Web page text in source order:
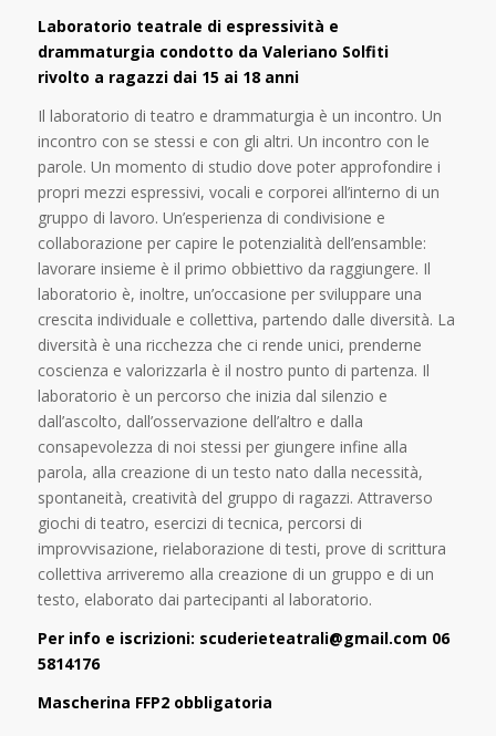
Laboratorio teatrale di espressività e
drammaturgia condotto da Valeriano Solfiti
rivolto a ragazzi dai 15 ai 18 anni
Il laboratorio di teatro e drammaturgia è un incontro. Un
incontro con se stessi e con gli altri. Un incontro con le
parole. Un momento di studio dove poter approfondire i
propri mezzi espressivi, vocali e corporei all’interno di un
gruppo di lavoro. Un’esperienza di condivisione e
collaborazione per capire le potenzialità dell’ensamble:
lavorare insieme è il primo obbiettivo da raggiungere. Il
laboratorio è, inoltre, un’occasione per sviluppare una
crescita individuale e collettiva, partendo dalle diversità. La
diversità è una ricchezza che ci rende unici, prenderne
coscienza e valorizzarla è il nostro punto di partenza. Il
laboratorio è un percorso che inizia dal silenzio e
dall’ascolto, dall’osservazione dell’altro e dalla
consapevolezza di noi stessi per giungere infine alla
parola, alla creazione di un testo nato dalla necessità,
spontaneità, creatività del gruppo di ragazzi. Attraverso
giochi di teatro, esercizi di tecnica, percorsi di
improvvisazione, rielaborazione di testi, prove di scrittura
collettiva arriveremo alla creazione di un gruppo e di un
testo, elaborato dai partecipanti al laboratorio.
Per info e iscrizioni: scuderieteatrali@gmail.com 06
5814176
Mascherina FFP2 obbligatoria